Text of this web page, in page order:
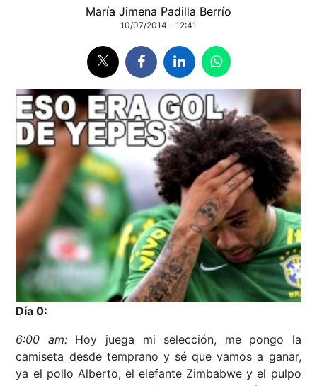
María Jimena Padilla Berrío
10/07/2014 - 12:41
Día 0:
6:00 am:Hoy juega mi selección, me pongo la
camiseta desde temprano y sé que vamos a ganar,
ya el pollo Alberto, el elefante Zimbabwe y el pulpo